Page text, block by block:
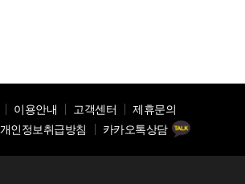
이용안내 고객센터
제휴문의
개인정보취급방침 카카오톡상담